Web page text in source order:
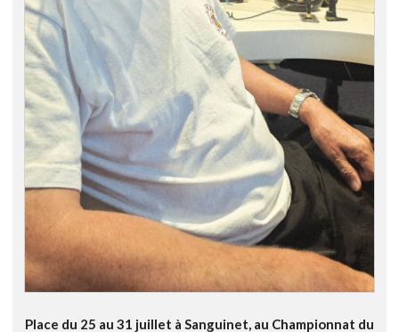
Place du 25 au 31 juillet à Sanguinet, au Championnat du